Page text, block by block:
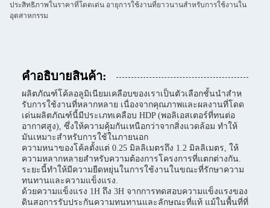
ประสิทธิภาพในราคาที่โดดเด่น อายุการใช้งานที่ยาวนานสําหรับการใช้งานใน
อุตสาหกรรม
คําอธิบายสินค้า:
ผลิตภัณฑ์โค้ลอลูมิเนียมเคลือบของเราเป็นตัวเลือกชั้นนําสําห
รับการใช้งานที่หลากหลาย เนื่องจากคุณภาพและผลงานที่โดด
เด่นผลิตภัณฑ์นี้มีประเภทเคลือบ HDP (พอลิเอสเตอร์ที่ทนต่อ
อากาศสูง), ซึ่งให้ความคุ้มกันเหนือกว่าจากสิ่งแวดล้อม ทําให้
มันเหมาะสําหรับการใช้ในภายนอก
ความหนาของโค้ลตั้งแต่ 0.25 มิลลิเมตรถึง 1.2 มิลลิเมตร, ให้
ความหลากหลายสําหรับความต้องการโครงการที่แตกต่างกัน.
ระยะนี้ทําให้มีความยืดหยุ่นในการใช้งานในขณะที่รักษาความ
ทนทานและความแข็งแรง.
ด้วยความแข็งแรง 1H ถึง 3H จากการทดสอบความแข็งแรงของ
ดินสอการรับประกันความทนทานและลักษณะที่แท้ แม้ในพื้นที่ที่